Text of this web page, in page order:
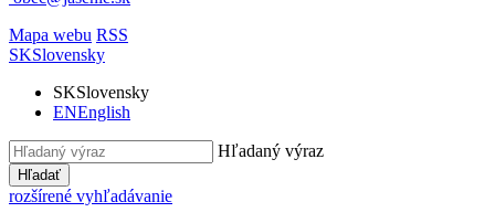
Mapa webu RSS
SKSlovensky
SKSlovensky
ENEnglish
Hľadaný výraz
Hľadať
rozšírené vyhľadávanie